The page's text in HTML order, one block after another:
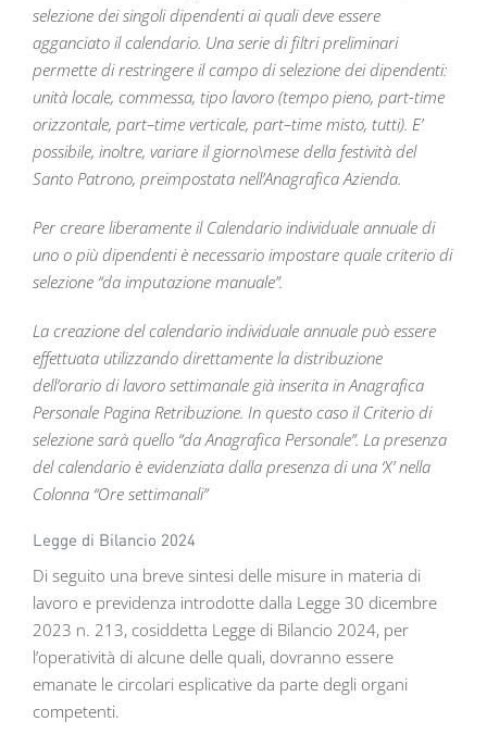
selezione dei singoli dipendenti ai quali deve essere
agganciato il calendario. Una serie di filtri preliminari
permette di restringere il campo di selezione dei dipendenti:
unità locale, commessa, tipo lavoro (tempo pieno, part-time
orizzontale, part–time verticale, part–time misto, tutti). E’
possibile, inoltre, variare il giorno\mese della festività del
Santo Patrono, preimpostata nell’Anagrafica Azienda.
Per creare liberamente il Calendario individuale annuale di
uno o più dipendenti è necessario impostare quale criterio di
selezione “da imputazione manuale”.
La creazione del calendario individuale annuale può essere
effettuata utilizzando direttamente la distribuzione
dell’orario di lavoro settimanale già inserita in Anagrafica
Personale Pagina Retribuzione. In questo caso il Criterio di
selezione sarà quello “da Anagrafica Personale”. La presenza
del calendario è evidenziata dalla presenza di una ‘X’ nella
Colonna “Ore settimanali”
Legge di Bilancio 2024
Di seguito una breve sintesi delle misure in materia di
lavoro e previdenza introdotte dalla Legge 30 dicembre
2023 n. 213, cosiddetta Legge di Bilancio 2024, per
l’operatività di alcune delle quali, dovranno essere
emanate le circolari esplicative da parte degli organi
competenti.